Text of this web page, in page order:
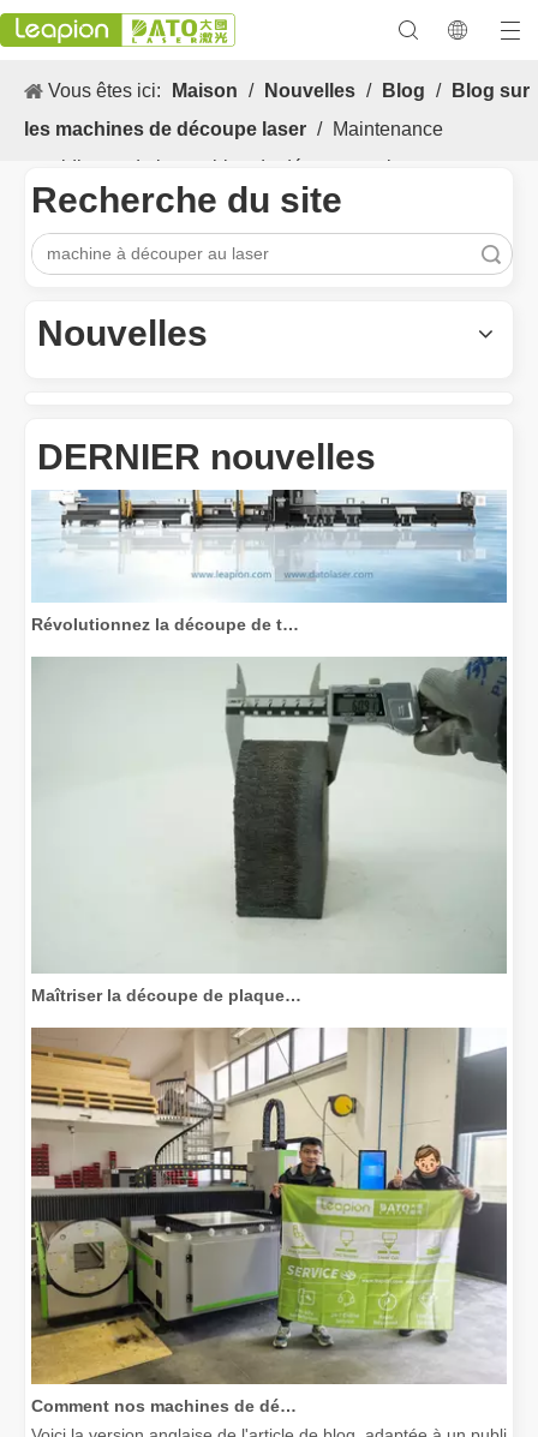
Vous êtes ici: Maison / Nouvelles / Blog /
Blog sur
les machines de découpe laser / Maintenance
quotidienne de la machine de découpe au laser
Recherche du site
Nouvelles
DERNIER nouvelles
Voici la version anglaise de l'article de blog, adaptée à un public